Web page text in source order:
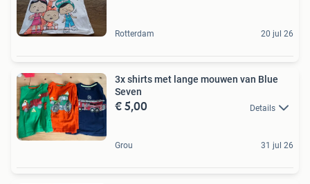
Rotterdam 20 jul 26
3x shirts met lange mouwen van Blue
Seven
€ 5,00 Details
Grou 31 jul 26